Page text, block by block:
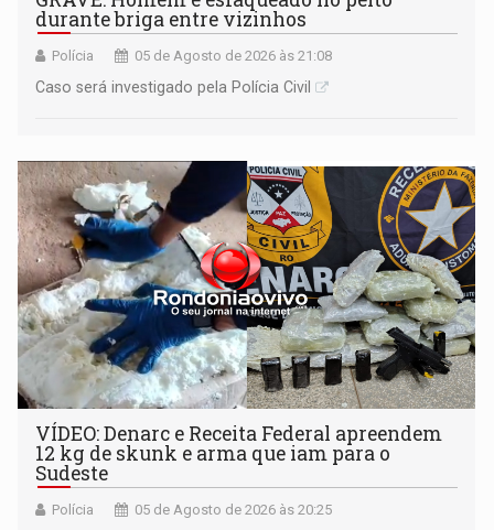
durante briga entre vizinhos
Polícia 05 de Agosto de 2026 às 21:08
Caso será investigado pela Polícia Civil
VÍDEO: Denarc e Receita Federal apreendem
12 kg de skunk e arma que iam para o
Sudeste
Polícia 05 de Agosto de 2026 às 20:25